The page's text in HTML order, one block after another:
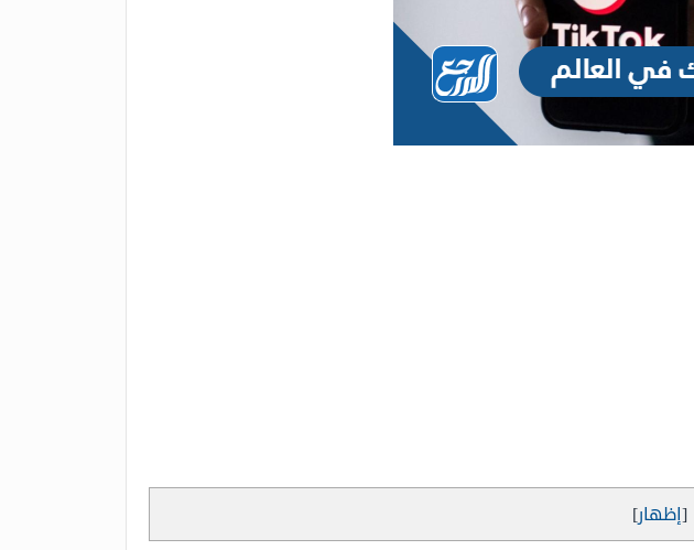
[إظهار]